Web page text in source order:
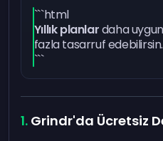
```html
Yıllık planlardaha
fazla tasarruf edebilirsin.
```
Grindr'da Ücretsiz